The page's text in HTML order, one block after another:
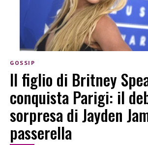
GOSSIP
Il figlio di Britney
conquista Parigi: il
sorpresa di Jayden
passerella